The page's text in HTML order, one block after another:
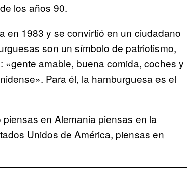
los años 90.
en 1983 y se convirtió en un ciudadano
son un símbolo de patriotismo,
amable, buena comida, coches y
Para él, la hamburguesa es el
en Alemania piensas en la
Unidos de América, piensas en